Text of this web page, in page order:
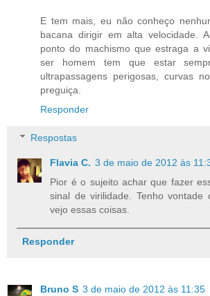
E tem mais, eu não conheço
bacana dirigir em alta velocidade.
ponto do machismo que estraga a
ser homem tem que estar
ultrapassagens perigosas, curvas
preguiça.
Responder
Respostas
Flavia C. 3 de maio de 2012 às
Pior é o sujeito achar que fazer
sinal de virilidade. Tenho vontade
vejo essas coisas.
Responder
Bruno S 3 de maio de 2012 às 11:35